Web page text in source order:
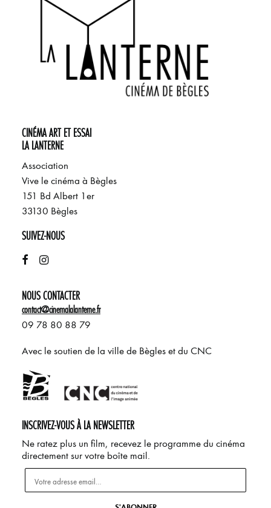
CINÉMA ART ET ESSAI
LA LANTERNE
Association
Vive le cinéma à Bègles
151 Bd Albert 1er
33130 Bègles
SUIVEZ-NOUS
NOUS CONTACTER
contact@cinemalalanterne.fr
09 78 80 88 79
Avec le soutien de la ville de Bègles et du CNC
INSCRIVEZ-VOUS À LA NEWSLETTER
Ne ratez plus un film, recevez le programme du cinéma
directement sur votre boîte mail.